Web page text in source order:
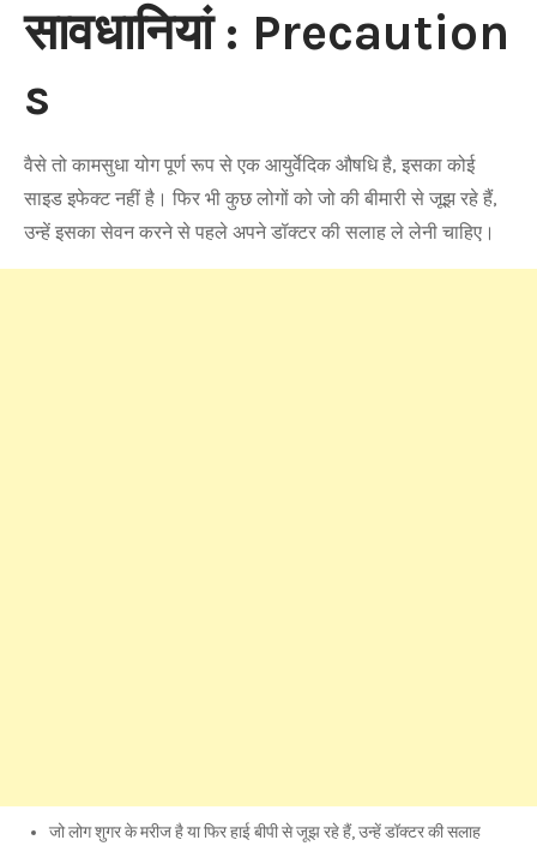
सावधानियां : Precaution
s
वैसे तो कामसुधा योग पूर्ण रूप से एक आयुर्वेदिक औषधि है, इसका कोई
साइड इफेक्ट नहीं है। फिर भी कुछ लोगों को जो की बीमारी से जूझ रहे हैं,
उन्हें इसका सेवन करने से पहले अपने डॉक्टर की सलाह ले लेनी चाहिए।
जो लोग शुगर के मरीज है या फिर हाई बीपी से जूझ रहे हैं, उन्हें डॉक्टर की सलाह